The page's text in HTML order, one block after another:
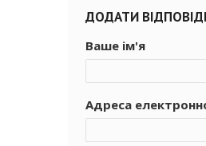
ДОДАТИ
Ваше ім'я
Адреса